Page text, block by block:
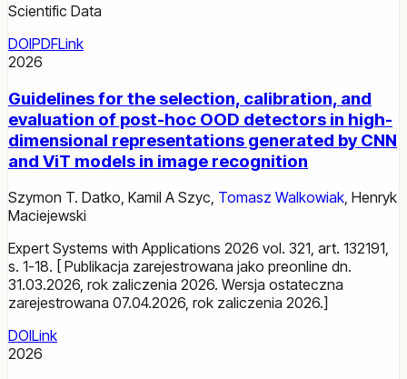
Scientific Data
DOIPDFLink
2026
Guidelines for the selection, calibration, and
evaluation of post-hoc OOD detectors in high-
dimensional representations generated by CNN
and ViT models in image recognition
Szymon T. Datko, Kamil A Szyc, Tomasz Walkowiak, Henryk
Maciejewski
Expert Systems with Applications 2026 vol. 321, art. 132191,
s. 1-18. [ Publikacja zarejestrowana jako preonline dn.
31.03.2026, rok zaliczenia 2026. Wersja ostateczna
zarejestrowana 07.04.2026, rok zaliczenia 2026.]
DOILink
2026